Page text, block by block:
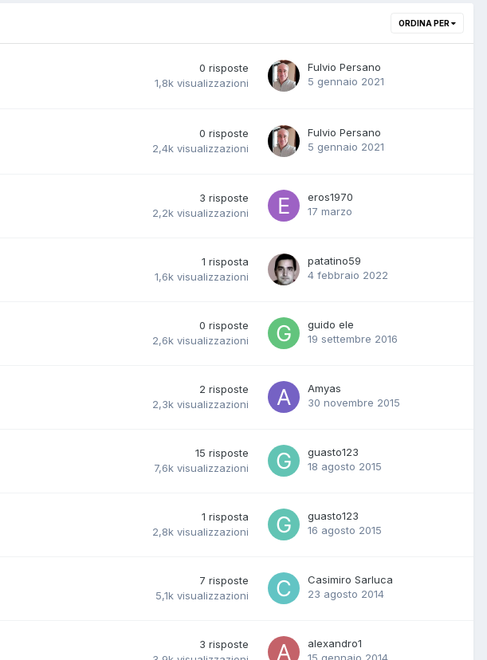
ORDINA PER
0 risposte
1,8k visualizzazioni
Fulvio Persano
5 gennaio 2021
0 risposte
2,4k visualizzazioni
Fulvio Persano
5 gennaio 2021
3 risposte
2,2k visualizzazioni
eros1970
17 marzo
1 risposta
1,6k visualizzazioni
patatino59
4 febbraio 2022
0 risposte
2,6k visualizzazioni
guido ele
19 settembre 2016
2 risposte
2,3k visualizzazioni
Amyas
30 novembre 2015
15 risposte
7,6k visualizzazioni
guasto123
18 agosto 2015
1 risposta
2,8k visualizzazioni
guasto123
16 agosto 2015
7 risposte
5,1k visualizzazioni
Casimiro Sarluca
23 agosto 2014
3 risposte
alexandro1